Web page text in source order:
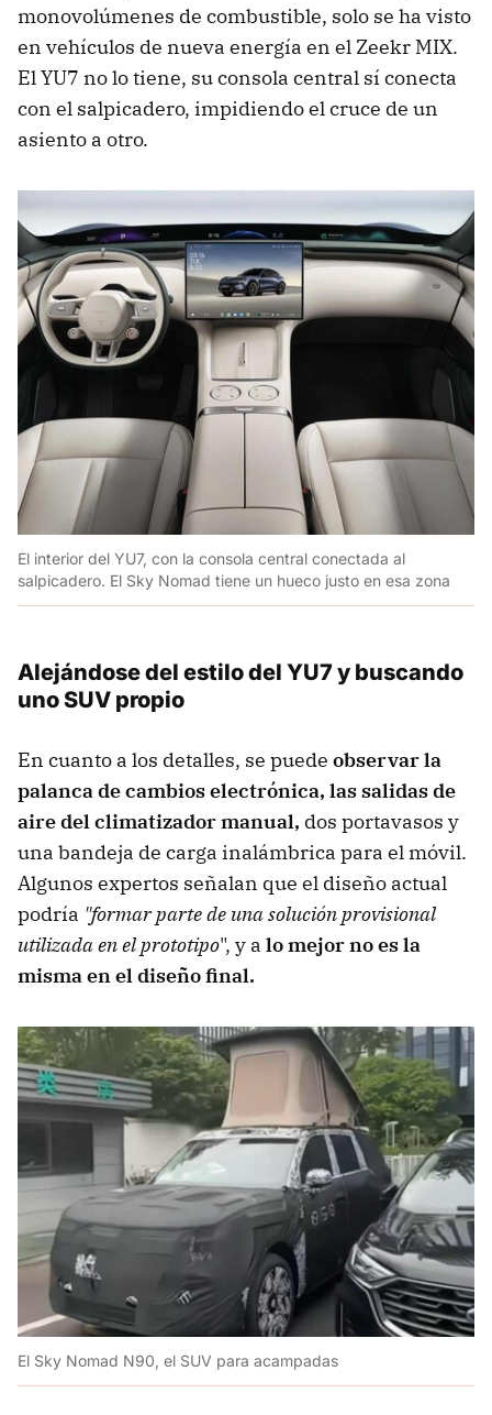
monovolúmenes de combustible, solo se ha visto
en vehículos de nueva energía en el Zeekr MIX.
El YU7 no lo tiene, su consola central sí conecta
con el salpicadero, impidiendo el cruce de un
asiento a otro.
El interior del YU7, con la consola central conectada al
salpicadero. El Sky Nomad tiene un hueco justo en esa zona
Alejándose del estilo del YU7 y buscando
uno SUV propio
En cuanto a los detalles, se puede observar la
palanca de cambios electrónica, las salidas de
aire del climatizador manual, dos portavasos y
una bandeja de carga inalámbrica para el móvil.
Algunos expertos señalan que el diseño actual
podría "formar parte de una solución provisional
utilizada en el prototipo", y a lo mejor no es la
misma en el diseño final.
El Sky Nomad N90, el SUV para acampadas